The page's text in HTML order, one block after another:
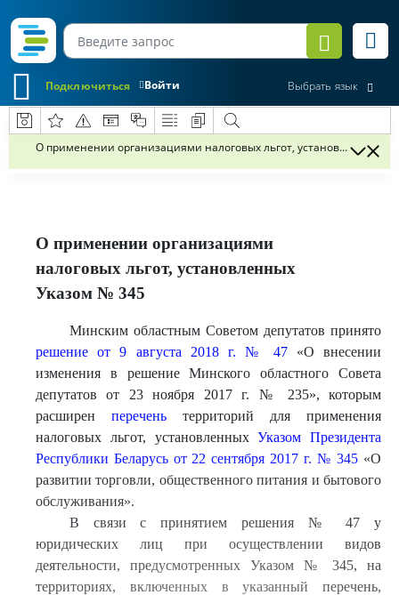
Войти
Подключиться Выбрать язык
О применении организациями налоговых льгот, установленных
О применении организациями
налоговых льгот, установленных
Указом № 345
Минским областным Советом депутатов принято
решение от 9 августа 2018 г. № 47«О внесении
изменения в решение Минского областного Совета
депутатов от 23 ноября 2017 г. № 235», которым
расширен перечень территорий для применения
налоговых льгот, установленныхУказом Президента
Республики Беларусь от 22 сентября 2017 г. № 345 «О
развитии торговли, общественного питания и бытового
обслуживания».
В связи с принятием решения № 47 у
юридических лиц при осуществлении видов
деятельности, предусмотренных Указом № 345, на
территориях, включенных в указанный перечень,